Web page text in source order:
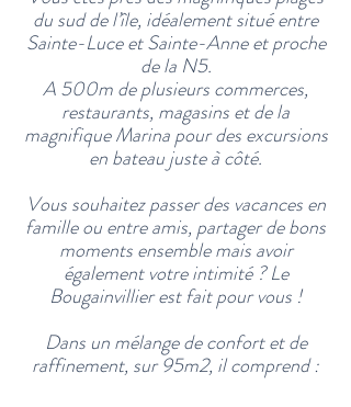
du sud de l’île, idéalement situé entre
Sainte-Luce et Sainte-Anne et proche
de la N5.
A 500m de plusieurs commerces,
restaurants, magasins et de la
magnifique Marina pour des excursions
en bateau juste à côté.
Vous souhaitez passer des vacances en
famille ou entre amis, partager de bons
moments ensemble mais avoir
également votre intimité ? Le
Bougainvillier est fait pour vous !
Dans un mélange de confort et de
raffinement, sur 95m2, il comprend :